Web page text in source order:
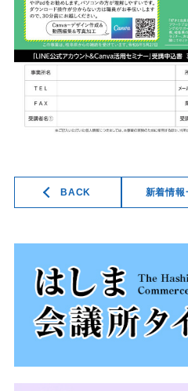
BACK 新着情報